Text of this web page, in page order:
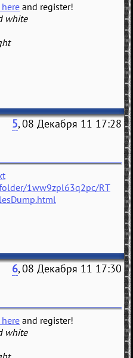
and register!
white
5, 08 Декабря 11 17:28
1ww9zpl63q2pc/RT
6, 08 Декабря 11 17:30
and register!
white